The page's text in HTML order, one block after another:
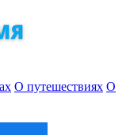
О путешествиях О